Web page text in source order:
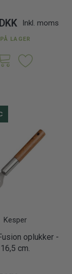
Inkl. moms
PÅ LAGER
Kesper
oplukker -
16,5 cm.